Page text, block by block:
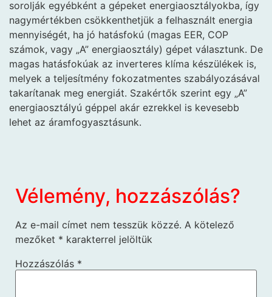
sorolják egyébként a gépeket energiaosztályokba, így
nagymértékben csökkenthetjük a felhasznált energia
mennyiségét, ha jó hatásfokú (magas EER, COP
számok, vagy „A” energiaosztály) gépet választunk. De
magas hatásfokúak az inverteres klíma készülékek is,
melyek a teljesítmény fokozatmentes szabályozásával
takarítanak meg energiát. Szakértők szerint egy „A”
energiaosztályú géppel akár ezrekkel is kevesebb
lehet az áramfogyasztásunk.
Vélemény, hozzászólás?
Az e-mail címet nem tesszük közzé. A kötelező
mezőket * karakterrel jelöltük
Hozzászólás *